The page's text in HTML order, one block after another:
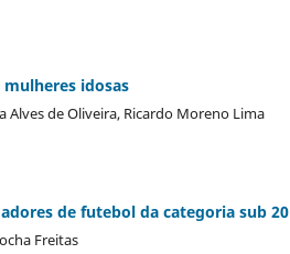
idosas
Alves de Oliveira, Ricardo Moreno Lima
de futebol da categoria sub 20
Freitas